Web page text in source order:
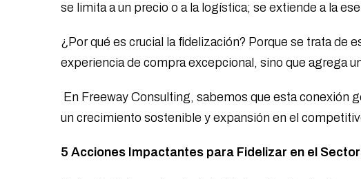
se limita a un precio o a la logística; se extiende a la
¿Por qué es crucial la fidelización? Porque se trata de
experiencia de compra excepcional, sino que agrega
En Freeway Consulting, sabemos que esta conexión
un crecimiento sostenible y expansión en el
5 Acciones Impactantes para Fidelizar en el